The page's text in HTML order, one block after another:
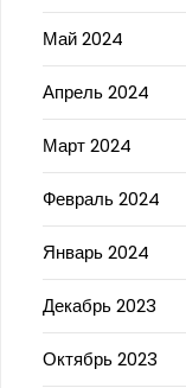
Май 2024
Апрель 2024
Март 2024
Февраль 2024
Январь 2024
Декабрь 2023
Октябрь 2023